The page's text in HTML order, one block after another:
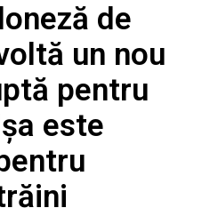
de
un nou
pentru
este